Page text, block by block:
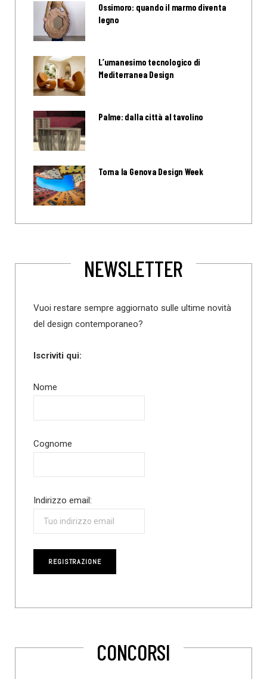
Ossimoro: quando il marmo diventa
legno
L’umanesimo tecnologico di
Mediterranea Design
Palme: dalla città al tavolino
Torna la Genova Design Week
NEWSLETTER
Vuoi restare sempre aggiornato sulle ultime novità
del design contemporaneo?
Iscriviti qui:
Nome
Cognome
Indirizzo email:
CONCORSI